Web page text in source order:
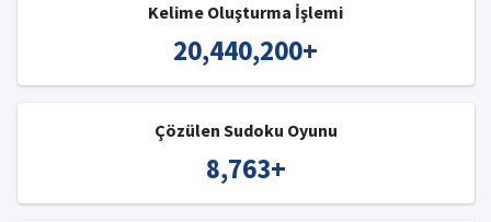
Kelime Oluşturma İşlemi
20,440,200+
Çözülen Sudoku Oyunu
8,763+